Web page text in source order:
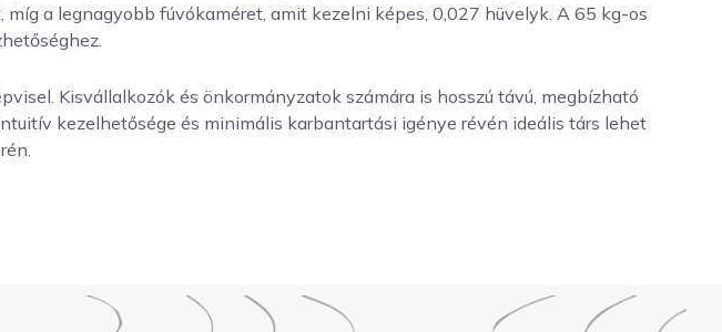
a legnagyobb fúvókaméret, amit kezelni képes, 0,027 hüvelyk. A 65 kg-os
Kisvállalkozók és önkormányzatok számára is hosszú távú, megbízható
kezelhetősége és minimális karbantartási igénye révén ideális társ lehet